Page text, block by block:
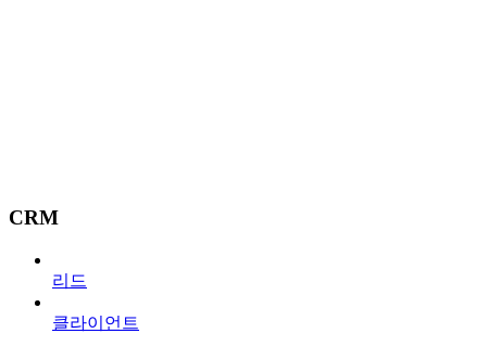
CRM
리드
클라이언트